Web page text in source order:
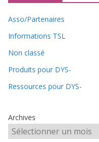
Asso/Partenaires
Informations TSL
Non classé
Produits pour DYS-
Ressources pour DYS-
Archives